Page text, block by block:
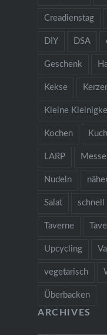
Creadienstag
DIY DSA
Geschenk
Kekse
Kleine
Kochen
LARP Messe
Nudeln
Salat schnell
Taverne
Upcycling
vegetarisch
Überbacken
ARCHIVES